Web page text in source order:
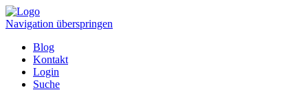
Navigation überspringen
Blog
Kontakt
Login
Suche